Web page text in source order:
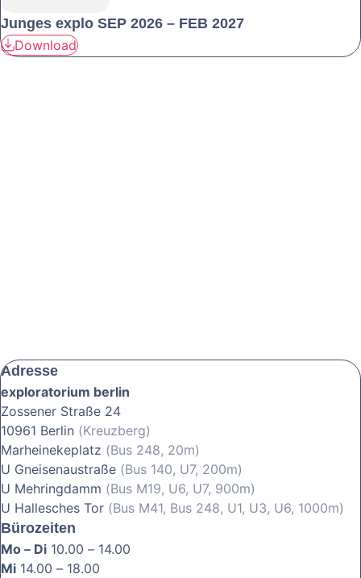
Junges explo SEP 2026 – FEB 2027
Download
Adresse
exploratorium berlin
Zossener Straße 24
10961 Berlin (Kreuzberg)
Marheinekeplatz (Bus 248, 20m)
U Gneisenaustraße (Bus 140, U7, 200m)
U Mehringdamm (Bus M19, U6, U7, 900m)
U Hallesches Tor (Bus M41, Bus 248, U1, U3, U6, 1000m)
Bürozeiten
Mo – Di 10.00 – 14.00
Mi 14.00 – 18.00